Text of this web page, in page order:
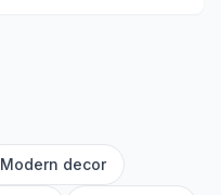
Modern decor